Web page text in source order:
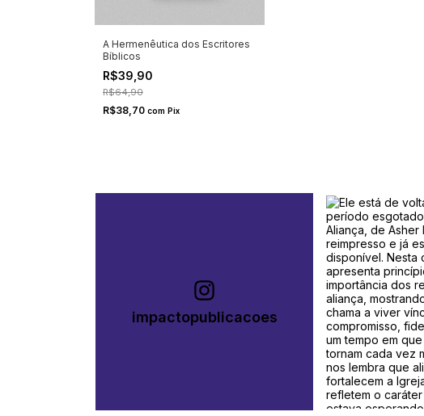
A Hermenêutica dos Escritores
Bíblicos
R$39,90
R$64,90
R$38,70 com Pix
impactopublicacoes